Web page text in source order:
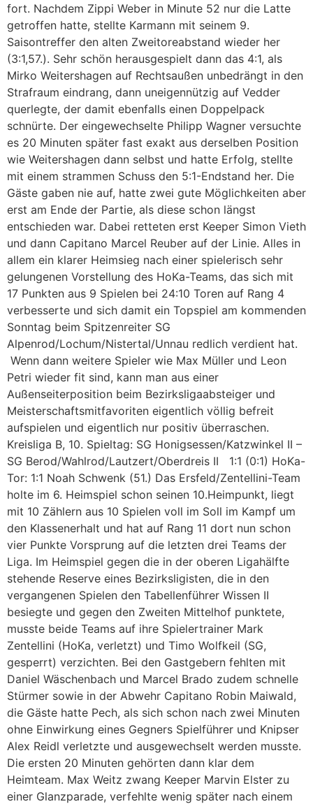
fort. Nachdem Zippi Weber in Minute 52 nur die Latte
getroffen hatte, stellte Karmann mit seinem 9.
Saisontreffer den alten Zweitoreabstand wieder her
(3:1,57.). Sehr schön herausgespielt dann das 4:1, als
Mirko Weitershagen auf Rechtsaußen unbedrängt in den
Strafraum eindrang, dann uneigennützig auf Vedder
querlegte, der damit ebenfalls einen Doppelpack
schnürte. Der eingewechselte Philipp Wagner versuchte
es 20 Minuten später fast exakt aus derselben Position
wie Weitershagen dann selbst und hatte Erfolg, stellte
mit einem strammen Schuss den 5:1-Endstand her. Die
Gäste gaben nie auf, hatte zwei gute Möglichkeiten aber
erst am Ende der Partie, als diese schon längst
entschieden war. Dabei retteten erst Keeper Simon Vieth
und dann Capitano Marcel Reuber auf der Linie. Alles in
allem ein klarer Heimsieg nach einer spielerisch sehr
gelungenen Vorstellung des HoKa-Teams, das sich mit
17 Punkten aus 9 Spielen bei 24:10 Toren auf Rang 4
verbesserte und sich damit ein Topspiel am kommenden
Sonntag beim Spitzenreiter SG
Alpenrod/Lochum/Nistertal/Unnau redlich verdient hat.
Wenn dann weitere Spieler wie Max Müller und Leon
Petri wieder fit sind, kann man aus einer
Außenseiterposition beim Bezirksligaabsteiger und
Meisterschaftsmitfavoriten eigentlich völlig befreit
aufspielen und eigentlich nur positiv überraschen.
Kreisliga B, 10. Spieltag: SG Honigsessen/Katzwinkel II –
SG Berod/Wahlrod/Lautzert/Oberdreis II 1:1 (0:1) HoKa-
Tor: 1:1 Noah Schwenk (51.) Das Ersfeld/Zentellini-Team
holte im 6. Heimspiel schon seinen 10.Heimpunkt, liegt
mit 10 Zählern aus 10 Spielen voll im Soll im Kampf um
den Klassenerhalt und hat auf Rang 11 dort nun schon
vier Punkte Vorsprung auf die letzten drei Teams der
Liga. Im Heimspiel gegen die in der oberen Ligahälfte
stehende Reserve eines Bezirksligisten, die in den
vergangenen Spielen den Tabellenführer Wissen II
besiegte und gegen den Zweiten Mittelhof punktete,
musste beide Teams auf ihre Spielertrainer Mark
Zentellini (HoKa, verletzt) und Timo Wolfkeil (SG,
gesperrt) verzichten. Bei den Gastgebern fehlten mit
Daniel Wäschenbach und Marcel Brado zudem schnelle
Stürmer sowie in der Abwehr Capitano Robin Maiwald,
die Gäste hatte Pech, als sich schon nach zwei Minuten
ohne Einwirkung eines Gegners Spielführer und Knipser
Alex Reidl verletzte und ausgewechselt werden musste.
Die ersten 20 Minuten gehörten dann klar dem
Heimteam. Max Weitz zwang Keeper Marvin Elster zu
einer Glanzparade, verfehlte wenig später nach einem